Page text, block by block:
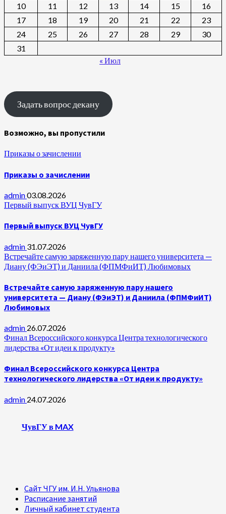
10
11 12 13 14 15
16
17
18 19 20 21 22
23
24
25 26 27 28 29
30
31
« Июл
Задать вопрос декану
Возможно, вы пропустили
Приказы о зачислении
Приказы о зачислении
admin03.08.2026
Первый выпуск ВУЦ ЧувГУ
Первый выпуск ВУЦ ЧувГУ
admin 31.07.2026
Встречайте самую заряженную пару нашего университета —
Диану (ФЭиЭТ) и Даниила (ФПМФиИТ) Любимовых
Встречайте самую заряженную пару нашего
университета — Диану (ФЭиЭТ) и Даниила (ФПМФиИТ)
Любимовых
admin 26.07.2026
Финал Всероссийского конкурса Центра технологического
лидерства «От идеи к продукту»
Финал Всероссийского конкурса Центра
технологического лидерства «От идеи к продукту»
admin 24.07.2026
ЧувГУ в MAX
Сайт ЧГУ им. И.Н. Ульянова
Расписание занятий
Личный кабинет студента